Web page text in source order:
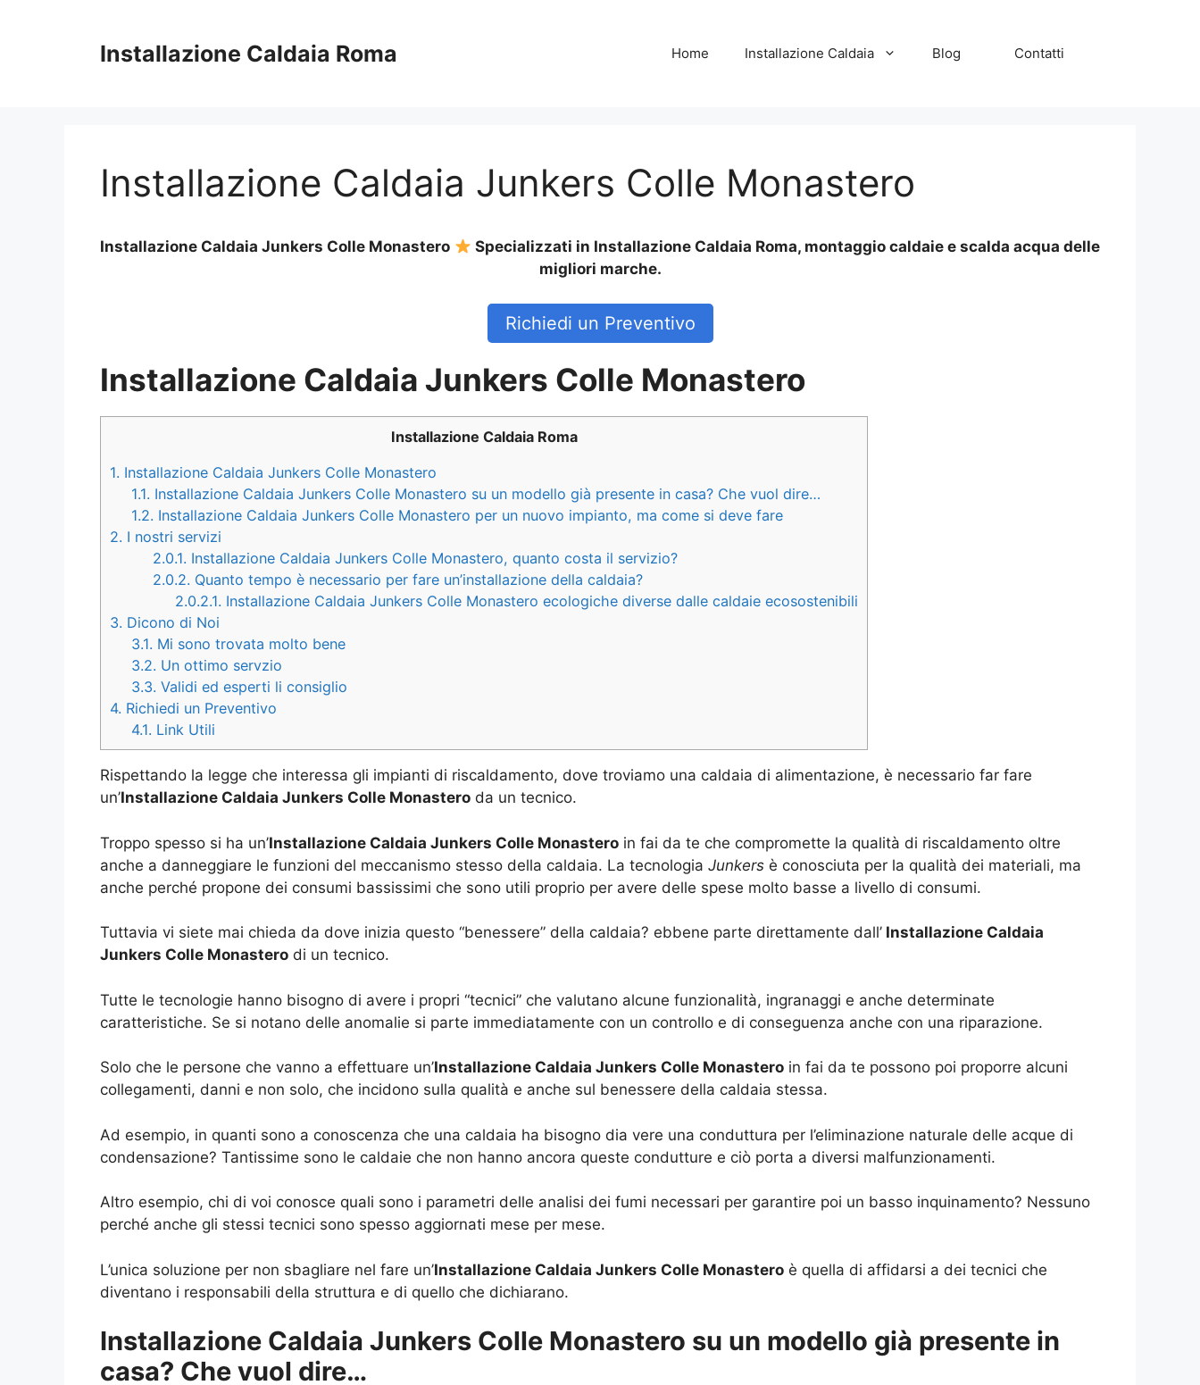
Installazione Caldaia Roma Home Installazione Caldaia Blog Contatti
Installazione Caldaia Junkers Colle Monastero
Installazione Caldaia Junkers Colle Monastero
Specializzati in Installazione Caldaia Roma, montaggio caldaie e scalda acqua delle
migliori marche.
Richiedi un Preventivo
Installazione Caldaia Junkers Colle Monastero
Installazione Caldaia Roma
1. Installazione Caldaia Junkers Colle Monastero
1.1. Installazione Caldaia Junkers Colle Monastero su un modello già presente in casa? Che vuol dire…
1.2. Installazione Caldaia Junkers Colle Monastero per un nuovo impianto, ma come si deve fare
2. I nostri servizi
2.0.1. Installazione Caldaia Junkers Colle Monastero, quanto costa il servizio?
2.0.2. Quanto tempo è necessario per fare un’installazione della caldaia?
2.0.2.1. Installazione Caldaia Junkers Colle Monastero ecologiche diverse dalle caldaie ecosostenibili
3. Dicono di Noi
3.1. Mi sono trovata molto bene
3.2. Un ottimo servzio
3.3. Validi ed esperti li consiglio
4. Richiedi un Preventivo
4.1. Link Utili
Rispettando la legge che interessa gli impianti di riscaldamento, dove troviamo una caldaia di alimentazione, è necessario far fare
un’Installazione Caldaia Junkers Colle Monastero da un tecnico.
Troppo spesso si ha un’Installazione Caldaia Junkers Colle Monastero in fai da te che compromette la qualità di riscaldamento oltre
anche a danneggiare le funzioni del meccanismo stesso della caldaia. La tecnologia Junkers è conosciuta per la qualità dei materiali, ma
anche perché propone dei consumi bassissimi che sono utili proprio per avere delle spese molto basse a livello di consumi.
Tuttavia vi siete mai chieda da dove inizia questo “benessere” della caldaia? ebbene parte direttamente dall’ Installazione Caldaia
Junkers Colle Monastero di un tecnico.
Tutte le tecnologie hanno bisogno di avere i propri “tecnici” che valutano alcune funzionalità, ingranaggi e anche determinate
caratteristiche. Se si notano delle anomalie si parte immediatamente con un controllo e di conseguenza anche con una riparazione.
Solo che le persone che vanno a effettuare un’Installazione Caldaia Junkers Colle Monastero in fai da te possono poi proporre alcuni
collegamenti, danni e non solo, che incidono sulla qualità e anche sul benessere della caldaia stessa.
Ad esempio, in quanti sono a conoscenza che una caldaia ha bisogno dia vere una conduttura per l’eliminazione naturale delle acque di
condensazione? Tantissime sono le caldaie che non hanno ancora queste condutture e ciò porta a diversi malfunzionamenti.
Altro esempio, chi di voi conosce quali sono i parametri delle analisi dei fumi necessari per garantire poi un basso inquinamento? Nessuno
perché anche gli stessi tecnici sono spesso aggiornati mese per mese.
L’unica soluzione per non sbagliare nel fare un’Installazione Caldaia Junkers Colle Monastero è quella di affidarsi a dei tecnici che
diventano i responsabili della struttura e di quello che dichiarano.
Installazione Caldaia Junkers Colle Monastero su un modello già presente in
casa? Che vuol dire…